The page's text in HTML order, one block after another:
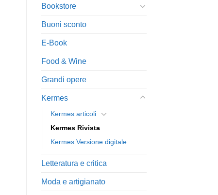
Bookstore
Buoni sconto
E-Book
Food & Wine
Grandi opere
Kermes
Kermes articoli
Kermes Rivista
Kermes Versione digitale
Letteratura e critica
Moda e artigianato